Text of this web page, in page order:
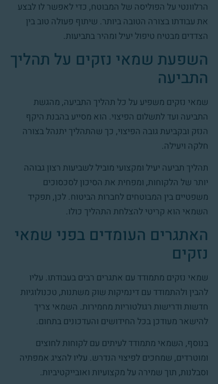
הרלוונטי על הפוליסה של המבוטח, כדי לאפשר לו לבצע
את עבודתו בצורה הטובה ביותר. שיתוף פעולה טוב בין
הצדדים מבטיח טיפול יעיל ומהיר בתביעות.
השפעת שמאי נזקים על תהליך
התביעה
שמאי נזקים משפיע על כל תהליך התביעה, מהגשת
התביעה ועד לתשלום הפיצוי. הוא מסייע בהבנת היקף
הנזק ובקביעת גובה הפיצוי, כך שהתהליך יתנהל בצורה
חלקה ויעילה.
תהליך תביעה יעיל ומקצועי מוביל לשביעות רצון גבוהה
יותר של הלקוחות, ומפחית את הסיכון לסכסוכים
משפטיים בין המבוטחים לחברות הביטוח. לכן, תפקיד
השמאי הוא קריטי להצלחת התהליך כולו.
האתגרים העומדים בפני שמאי
נזקים
שמאי נזקים מתמודד עם אתגרים רבים בעבודתו. עליו
להבין ולהתמודד עם דינמיקות שוק משתנות, טכנולוגיות
חדשות ודרישות רגולטוריות מחמירות. השמאי צריך
להישאר מעודכן בכל החידושים והעדכונים בתחום.
בנוסף, השמאי מתמודד לעיתים עם לקוחות לחוצים
ומוטרדים, שמחכים לפיצוי הנדרש. עליו להציג אמפתיה
וסבלנות, תוך שמירה על מקצועיות ואובייקטיביות.